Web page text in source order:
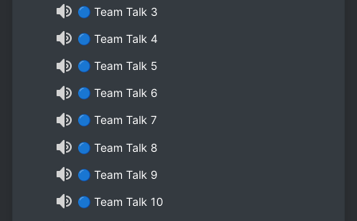
🔵 Team Talk 3
🔵 Team Talk 4
🔵 Team Talk 5
🔵 Team Talk 6
🔵 Team Talk 7
🔵 Team Talk 8
🔵 Team Talk 9
🔵 Team Talk 10